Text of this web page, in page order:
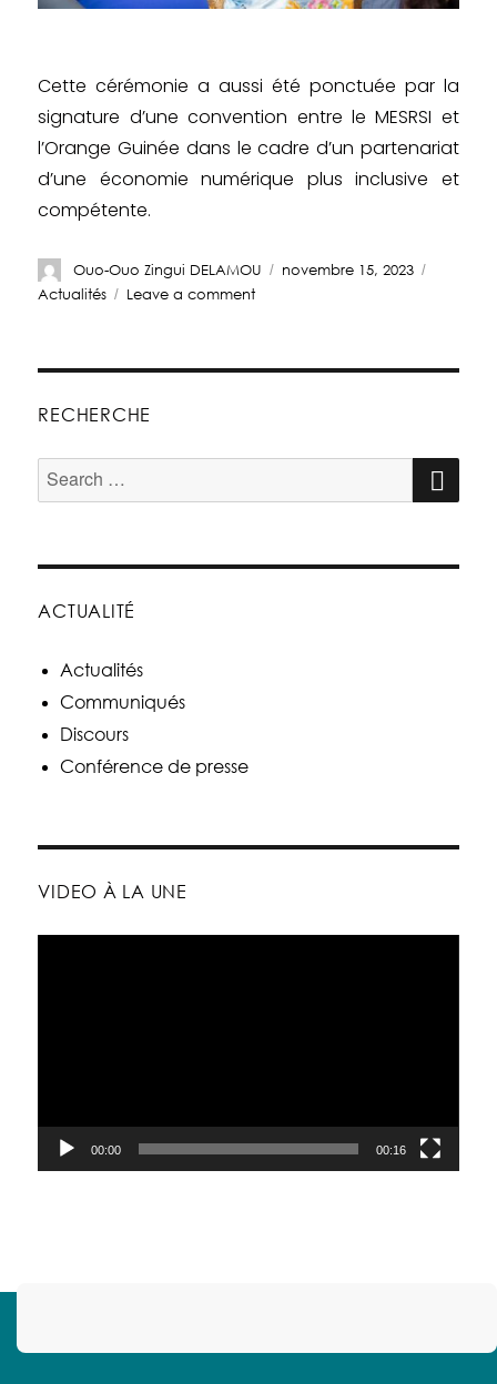
Cette cérémonie a aussi été ponctuée par la
signature d’une convention entre le MESRSI et
l’Orange Guinée dans le cadre d’un partenariat
d’une économie numérique plus inclusive et
compétente.
Ouo-Ouo Zingui DELAMOU
novembre 15, 2023
Actualités
Leave a comment
RECHERCHE
ACTUALITÉ
Actualités
Communiqués
Discours
Conférence de presse
VIDEO À LA UNE
00:00 00:16